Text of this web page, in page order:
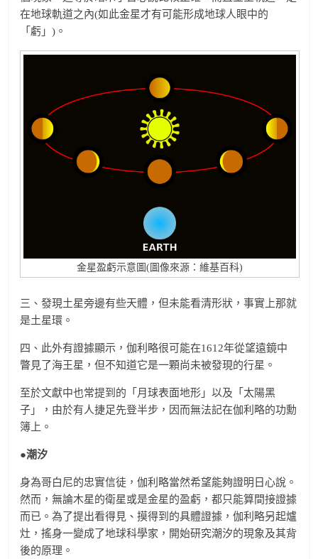
在地球軌道之內(如此金星才有可能形成地球人眼中的
「虧」)。
金星盈虧示意圖(圖像來源：維基百科)
三、發現土星旁邊有些天體，但未能看清形狀，事實上那就
是土星環。
四、此外有證據顯示，伽利略很可能在1612年從望遠鏡中
瞥見了海王星，但不知道它是一顆尚未被發現的行星。
至於文獻中也常提到的「月球表面地形」以及「太陽黑
子」，由於有人捷足先登半步，因而無法記在伽利略的功勳
簿上。
●潮汐
身為哥白尼的忠實信徒，伽利略當然希望能夠證明日心說。
然而，無論木星的衛星或是金星的盈虧，都只能算間接證據
而已。為了提出看得見、摸得到的具體證據，伽利略另起爐
灶，搖身一變成了地球科學家，開始研究潮汐的現象及其背
後的原理。